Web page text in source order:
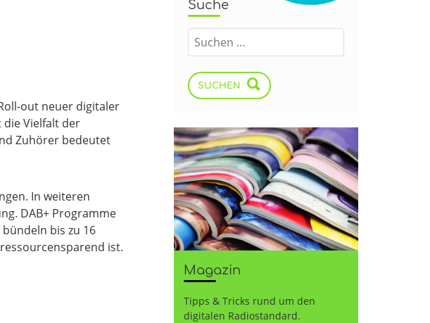
out neuer digitaler
die Vielfalt der
Zuhörer bedeutet
In weiteren
DAB+ Programme
bis zu 16
ist.
Suche
SUCHEN
Magazin
Tipps & Tricks rund um den
digitalen Radiostandard.